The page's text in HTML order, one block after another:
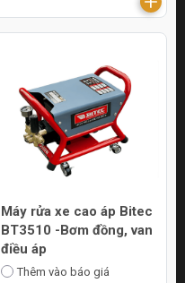
Máy rửa xe cao áp Bitec
BT3510 -Bơm đồng, van
điều áp
Thêm vào báo giá